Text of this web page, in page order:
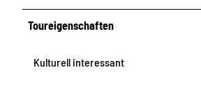
Toureigenschaften
Kulturell interessant